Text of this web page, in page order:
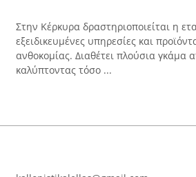
Στην Κέρκυρα δραστηριοποιείται η
εξειδικευμένες υπηρεσίες και
ανθοκομίας. Διαθέτει πλούσια γκάμα
καλύπτοντας τόσο ...